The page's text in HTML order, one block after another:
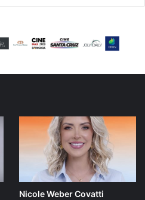
Nicole Weber Covatti